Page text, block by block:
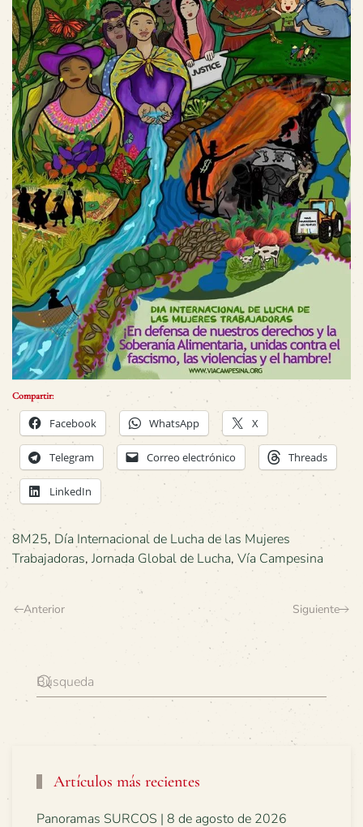
Compartir:
Facebook WhatsApp X
Telegram Correo electrónico Threads
LinkedIn
8M25, Día Internacional de Lucha de las Mujeres
Trabajadoras, Jornada Global de Lucha, Vía Campesina
Anterior Siguiente
Artículos más recientes
Panoramas SURCOS | 8 de agosto de 2026